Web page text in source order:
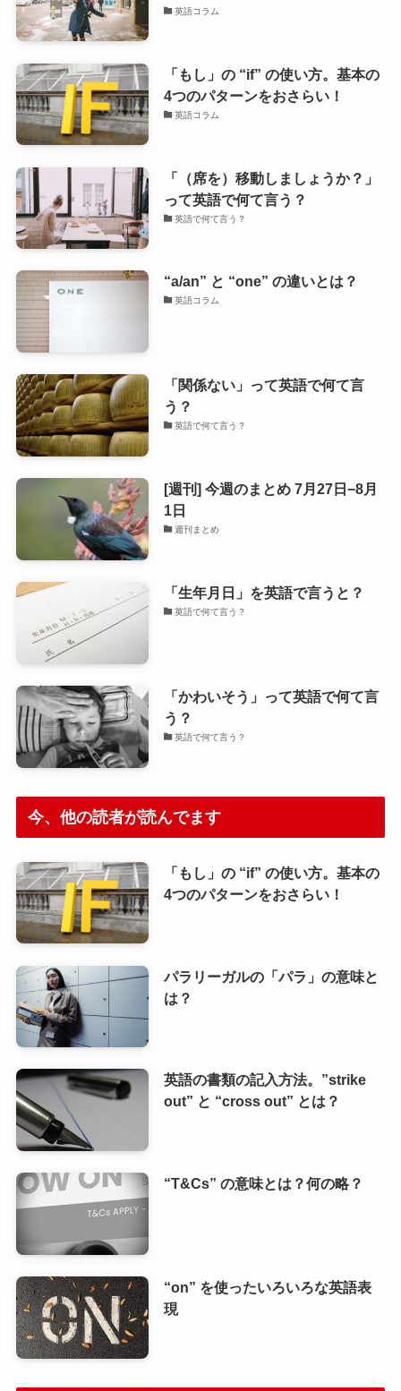
英語コラム
「もし」の “if” の使い方。基本の
4つのパターンをおさらい！
英語コラム
「（席を）移動しましょうか？」
って英語で何て言う？
英語で何て言う？
“a/an” と “one” の違いとは？
英語コラム
「関係ない」って英語で何て言
う？
英語で何て言う？
[週刊] 今週のまとめ 7月27日−8月
1日
週刊まとめ
「生年月日」を英語で言うと？
英語で何て言う？
「かわいそう」って英語で何て言
う？
英語で何て言う？
今、他の読者が読んでます
「もし」の “if” の使い方。基本の
4つのパターンをおさらい！
パラリーガルの「パラ」の意味と
は？
英語の書類の記入方法。”strike
out” と “cross out” とは？
“T&Cs” の意味とは？何の略？
“on” を使ったいろいろな英語表
現